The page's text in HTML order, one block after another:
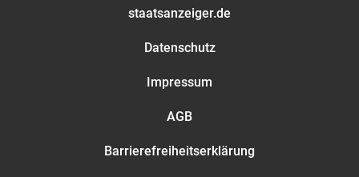
staatsanzeiger.de
Datenschutz
Impressum
AGB
Barrierefreiheitserklärung